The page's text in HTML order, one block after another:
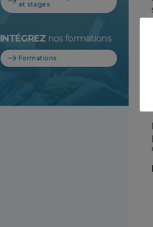
et stages
INTÉGREZ nos formations
Formations